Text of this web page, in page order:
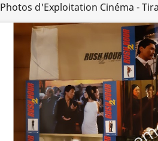
Photos d'Exploitation Cinéma -